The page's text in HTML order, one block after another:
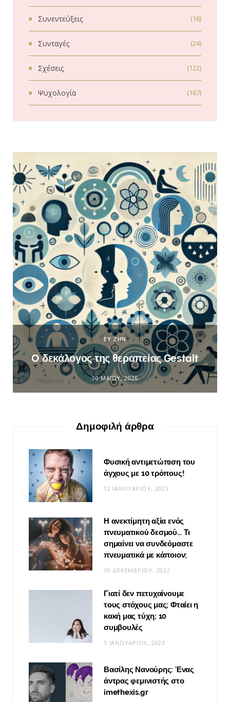
Συνεντεύξεις (16)
Συνταγές (24)
Σχέσεις (122)
Ψυχολογία (167)
ΕΥ ΖΗΝ
Ο δεκάλογος της θεραπείας Gestalt
30 ΜΑΪ́ΟΥ, 2026
Δημοφιλή άρθρα
Φυσική αντιμετώπιση του
άγχους με 10 τρόπους!
12 ΙΑΝΟΥΑΡΊΟΥ, 2023
Η ανεκτίμητη αξία ενός
πνευματικού δεσμού… Τι
σημαίνει να συνδεόμαστε
πνευματικά με κάποιον;
30 ΔΕΚΕΜΒΡΊΟΥ, 2022
Γιατί δεν πετυχαίνουμε
τους στόχους μας; Φταίει η
κακή μας τύχη; 10
συμβουλές
5 ΙΑΝΟΥΑΡΊΟΥ, 2023
Βασίλης Νανούρης: Ένας
άντρας φεμινιστής στο
imethexis.gr